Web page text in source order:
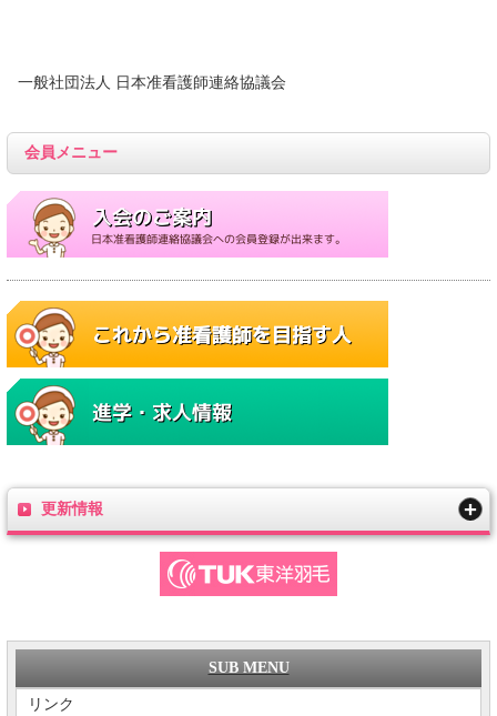
一般社団法人 日本准看護師連絡協議会
会員メニュー
更新情報
SUB MENU
リンク